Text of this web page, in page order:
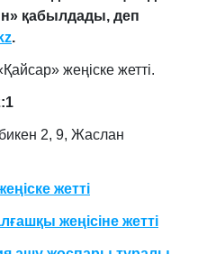
қабылдады, деп
.
жеңіске жетті.
2, 9, Жаслан
жетті
жеңісіне жетті